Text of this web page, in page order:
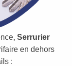
Serrurier
en dehors
: